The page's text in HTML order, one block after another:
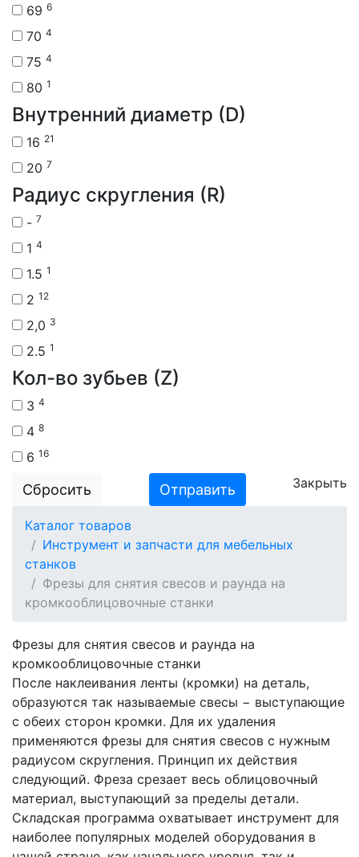
Кол-во зубьев (Z)
3 4
4 8
6 16
Радиус скругления (R)
- 7
1 4
1.5 1
2 12
2,0 3
2.5 1
69 6
70 4
75 4
80 1
Внутренний диаметр (D)
16 21
20 7
Сбросить Отправить Закрыть
Каталог товаров
Инструмент и запчасти для мебельных
станков
Фрезы для снятия свесов и раунда на
кромкооблицовочные станки
Фрезы для снятия свесов и раунда на
кромкооблицовочные станки
После наклеивания ленты (кромки) на деталь,
образуются так называемые свесы − выступающие
с обеих сторон кромки. Для их удаления
применяются фрезы для снятия свесов с нужным
радиусом скругления. Принцип их действия
следующий. Фреза срезает весь облицовочный
материал, выступающий за пределы детали.
Складская программа охватывает инструмент для
наиболее популярных моделей оборудования в